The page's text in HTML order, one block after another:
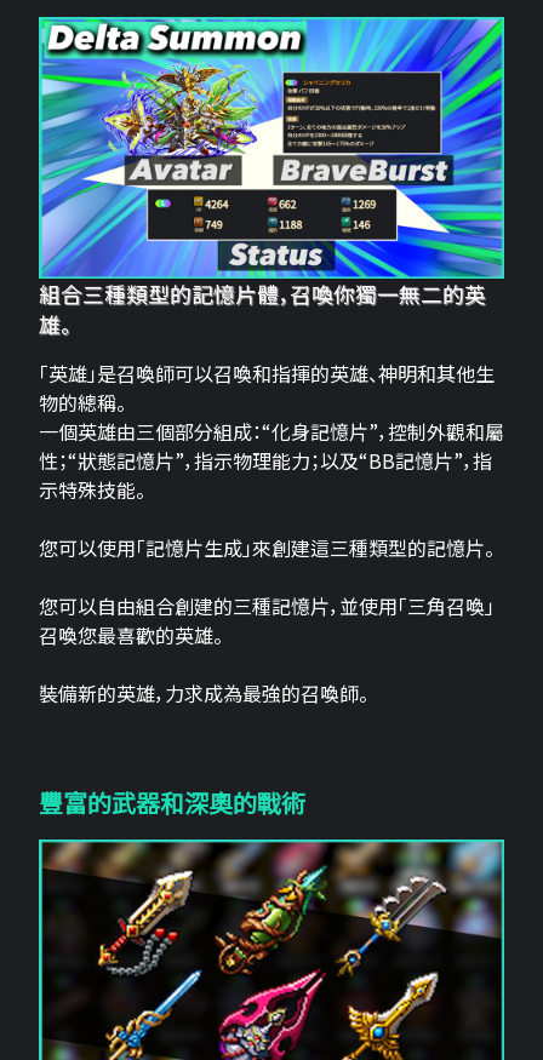
組合三種類型的記憶片體，召喚你獨一無二的英
雄。
「英雄」是召喚師可以召喚和指揮的英雄、神明和其他生
物的總稱。
一個英雄由三個部分組成：“化身記憶片”，控制外觀和屬
性；“狀態記憶片”，指示物理能力；以及“BB記憶片”，指
示特殊技能。
您可以使用「記憶片生成」來創建這三​​種類型的記憶片。
您可以自由組合創建的三種記憶片，並使用「三角召喚」
召喚您最喜歡的英雄。
裝備新的英雄，力求成為最強的召喚師。
豐富的武器和深奧的戰術